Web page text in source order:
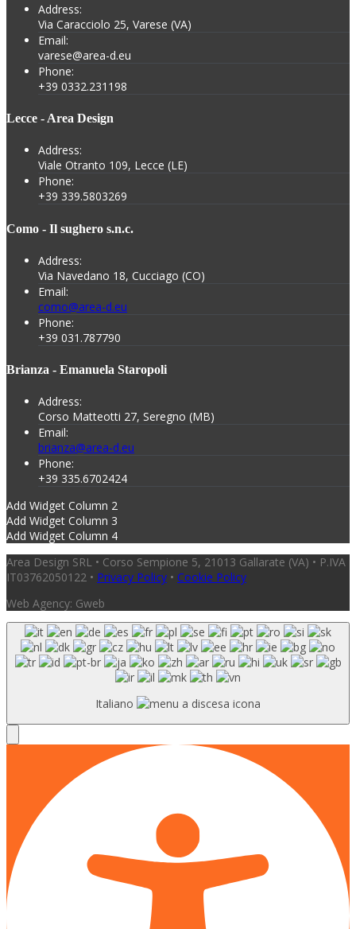
Address:
Via Caracciolo 25, Varese (VA)
Email:
varese@area-d.eu
Phone:
+39 0332.231198
Lecce - Area Design
Address:
Viale Otranto 109, Lecce (LE)
Phone:
+39 339.5803269
Como - Il sughero s.n.c.
Address:
Via Navedano 18, Cucciago (CO)
Email:
como@area-d.eu
Phone:
+39 031.787790
Brianza - Emanuela Staropoli
Address:
Corso Matteotti 27, Seregno (MB)
Email:
brianza@area-d.eu
Phone:
+39 335.6702424
Add Widget Column 2
Add Widget Column 3
Add Widget Column 4
Area Design SRL • Corso Sempione 5, 21013 Gallarate (VA) • P.IVA
IT03762050122 • Privacy Policy • Cookie Policy
Web Agency: Gweb
Italiano